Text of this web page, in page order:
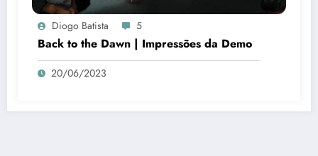
Diogo Batista 5
Back to the Dawn | Impressões da Demo
20/06/2023